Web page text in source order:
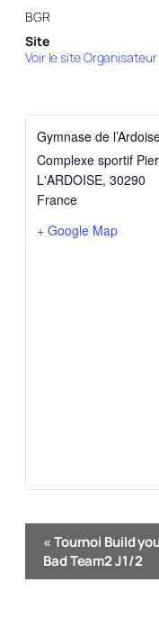
BGR
Site
Voir le site Organisateur
Gymnase de
Complexe sportif
L'ARDOISE, 30290
France
+ Google Map
Navigation
Évènement
«Tournoi Build
Bad Team2 J1/2